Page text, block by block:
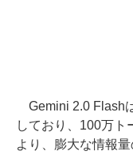
Gemini 2.0 Flash
しており、100万ト
より、膨大な情報